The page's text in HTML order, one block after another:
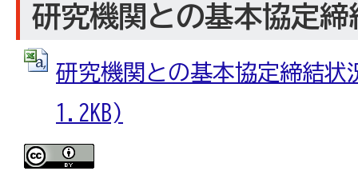
研究機関との基本協定締
研究機関との基本協定締結状
1.2KB)